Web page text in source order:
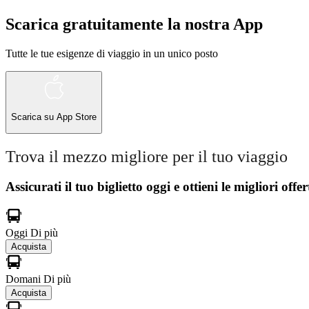
Scarica gratuitamente la nostra App
Tutte le tue esigenze di viaggio in un unico posto
Scarica su App Store
Trova il mezzo migliore per il tuo viaggio
Assicurati il ​​tuo biglietto oggi e ottieni le migliori
Oggi Di più
Acquista
Domani Di più
Acquista